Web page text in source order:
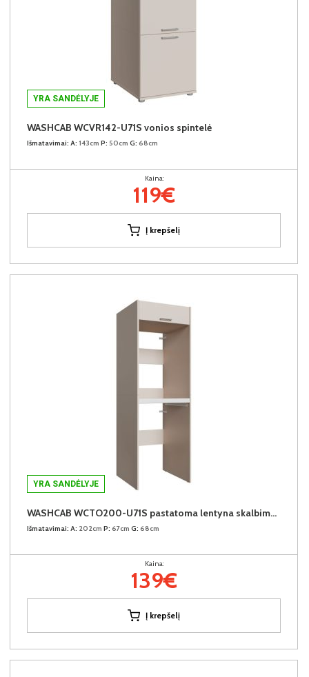
YRA SANDĖLYJE
WASHCAB WCVR142-U71S vonios spintelė
Išmatavimai: A: 143cm P: 50cm G: 68cm
Kaina:
119€
Į krepšelį
YRA SANDĖLYJE
WASHCAB WCTO200-U71S pastatoma lentyna skalbimo mašinai
Išmatavimai: A: 202cm P: 67cm G: 68cm
Kaina:
139€
Į krepšelį